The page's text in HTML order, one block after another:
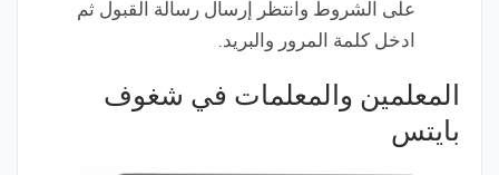
على الشروط وانتظر إرسال رسالة القبول ثم
ادخل كلمة المرور والبريد.
المعلمين والمعلمات في شغوف
بايتس